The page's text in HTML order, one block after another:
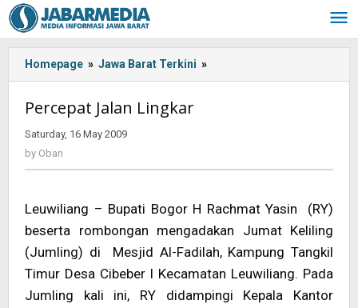
Skip
to
content
Homepage » Jawa Barat Terkini »
-:IN-
Percepat Jalan Lingkar
Saturday, 16 May 2009
by Oban
Leuwiliang – Bupati Bogor H Rachmat Yasin (RY)
beserta rombongan mengadakan Jumat Keliling
(Jumling) di Mesjid Al-Fadilah, Kampung Tangkil
Timur Desa Cibeber I Kecamatan Leuwiliang. Pada
Jumling kali ini, RY didampingi Kepala Kantor